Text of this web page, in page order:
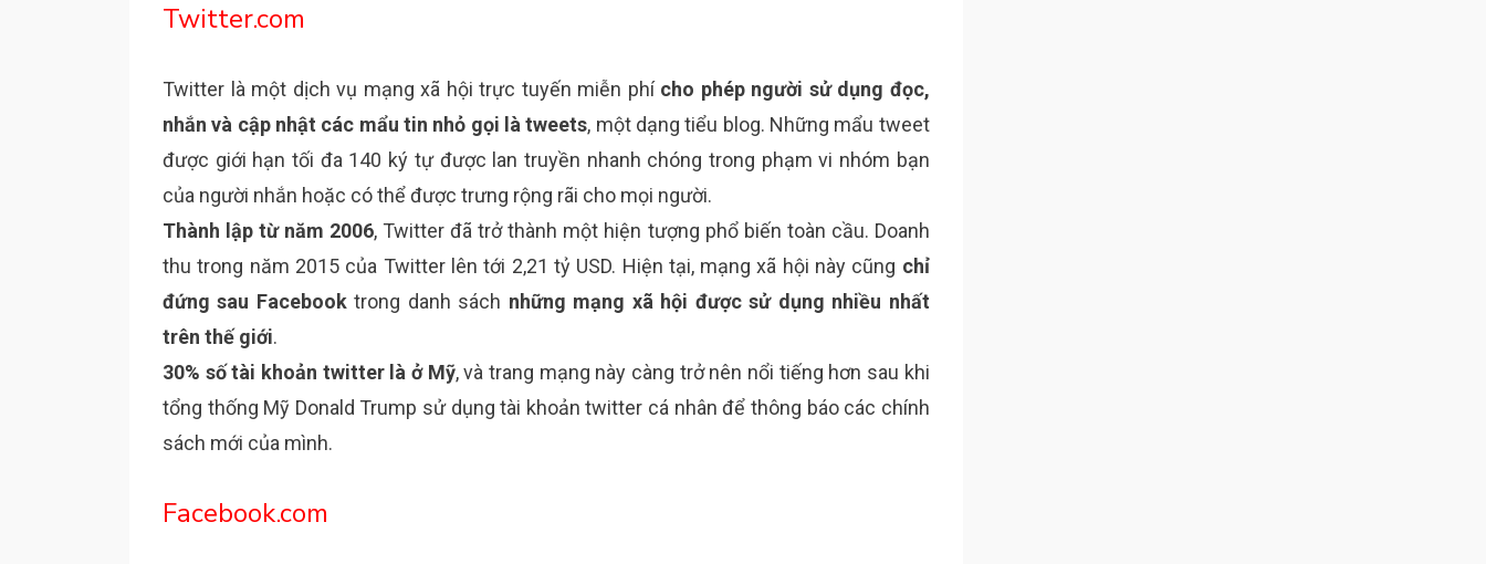
Twitter.com
Twitter là một dịch vụ mạng xã hội trực tuyến miễn phí cho phép người sử dụng đọc,
nhắn và cập nhật các mẩu tin nhỏ gọi là tweets, một dạng tiểu blog. Những mẩu tweet
được giới hạn tối đa 140 ký tự được lan truyền nhanh chóng trong phạm vi nhóm bạn
của người nhắn hoặc có thể được trưng rộng rãi cho mọi người.
Thành lập từ năm 2006, Twitter đã trở thành một hiện tượng phổ biến toàn cầu. Doanh
thu trong năm 2015 của Twitter lên tới 2,21 tỷ USD. Hiện tại, mạng xã hội này cũng chỉ
đứng sau Facebooktrong danh sách những mạng xã hội được sử dụng nhiều nhất
trên thế giới.
30% số tài khoản twitter là ở Mỹ, và trang mạng này càng trở nên nổi tiếng hơn sau khi
tổng thống Mỹ Donald Trump sử dụng tài khoản twitter cá nhân để thông báo các chính
sách mới của mình.
Facebook.com